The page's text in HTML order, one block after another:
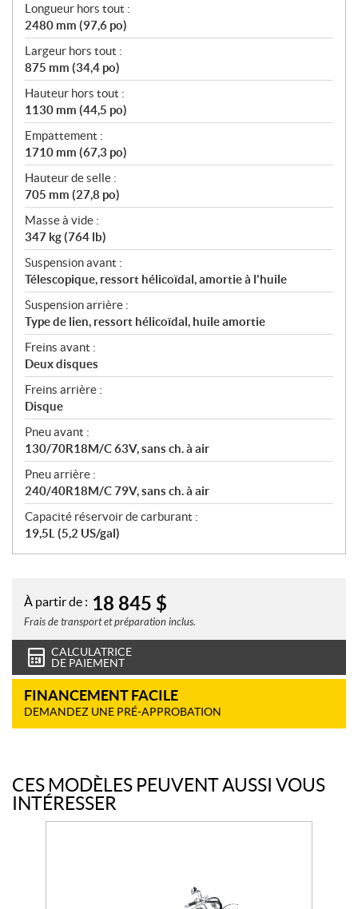
Longueur hors tout :
2480 mm (97,6 po)
Largeur hors tout :
875 mm (34,4 po)
Hauteur hors tout :
1130 mm (44,5 po)
Empattement :
1710 mm (67,3 po)
Hauteur de selle :
705 mm (27,8 po)
Masse à vide :
347 kg (764 lb)
Suspension avant :
Télescopique, ressort hélicoïdal, amortie à l'huile
Suspension arrière :
Type de lien, ressort hélicoïdal, huile amortie
Freins avant :
Deux disques
Freins arrière :
Disque
Pneu avant :
130/70R18M/C 63V, sans ch. à air
Pneu arrière :
240/40R18M/C 79V, sans ch. à air
Capacité réservoir de carburant :
19,5L (5,2 US/gal)
À partir de : 18 845 $
Frais de transport et préparation inclus.
CALCULATRICE
DE PAIEMENT
FINANCEMENT FACILE
DEMANDEZ UNE PRÉ-APPROBATION
CES MODÈLES PEUVENT AUSSI VOUS
INTÉRESSER